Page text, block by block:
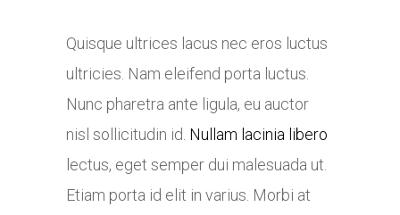
Quisque ultrices lacus nec eros luctus
ultricies. Nam eleifend porta luctus.
Nunc pharetra ante ligula, eu auctor
nisl sollicitudin id. Nullam lacinia libero
lectus, eget semper dui malesuada ut.
Etiam porta id elit in varius. Morbi at